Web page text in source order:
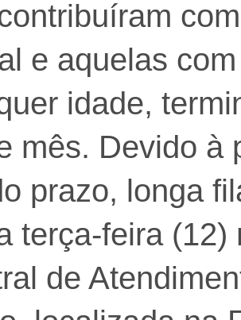
e aquelas
idade,
mês. Devido à
prazo, longa
terça-feira (12)
de